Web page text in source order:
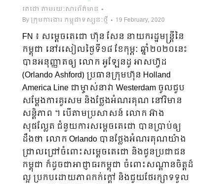
តេជោ តាមរយៈសារព័ត៌មាន
By ក្រុមការងារ កម្ពុជាទស្សនៈថ្មី 19 February, 2020
FN ៖ សម្ដេចតេជោ ហ៊ុន សែន នាយករដ្ឋមន្ត្រីនៃ
កម្ពុជា នៅរសៀលថ្ងៃទី១៨ ខែកុម្ភៈ ឆ្នាំ២០២០នេះ
បានអនុញ្ញាតឲ្យ លោក អូឡែនដូ អាសហ្វ៊ដ
(Orlando Ashford) ប្រធានក្រុមហ៊ុន Holland
America Line ជាម្ចាស់នាវា Westerdam ចូលជួប
សម្តែងការគួរសម និងថ្លែងអំណរគុណ នៅវិមាន
សន្តិភាព ។ បើតាមប្រសាសន៍ លោក អ៊ាង
សុផល្លែត ជំនួយការសម្តេចតេជោ បានប្រាប់ឲ្យ
ដឹងថា លោក Orlando បានថ្លែងអំណរគុណយ៉ាង
ជ្រាលជ្រៅចំពោះសម្ដេចតេជោ និងជូនប្រជាជន
កម្ពុជា ក៏ដូចជាអាជ្ញាធរកម្ពុជា ចំពោះសណ្តានចិត្តដ៏
ល្អ ប្រកបដោយភាពកក់ក្តៅ និងជួយថែរក្សាទទួល